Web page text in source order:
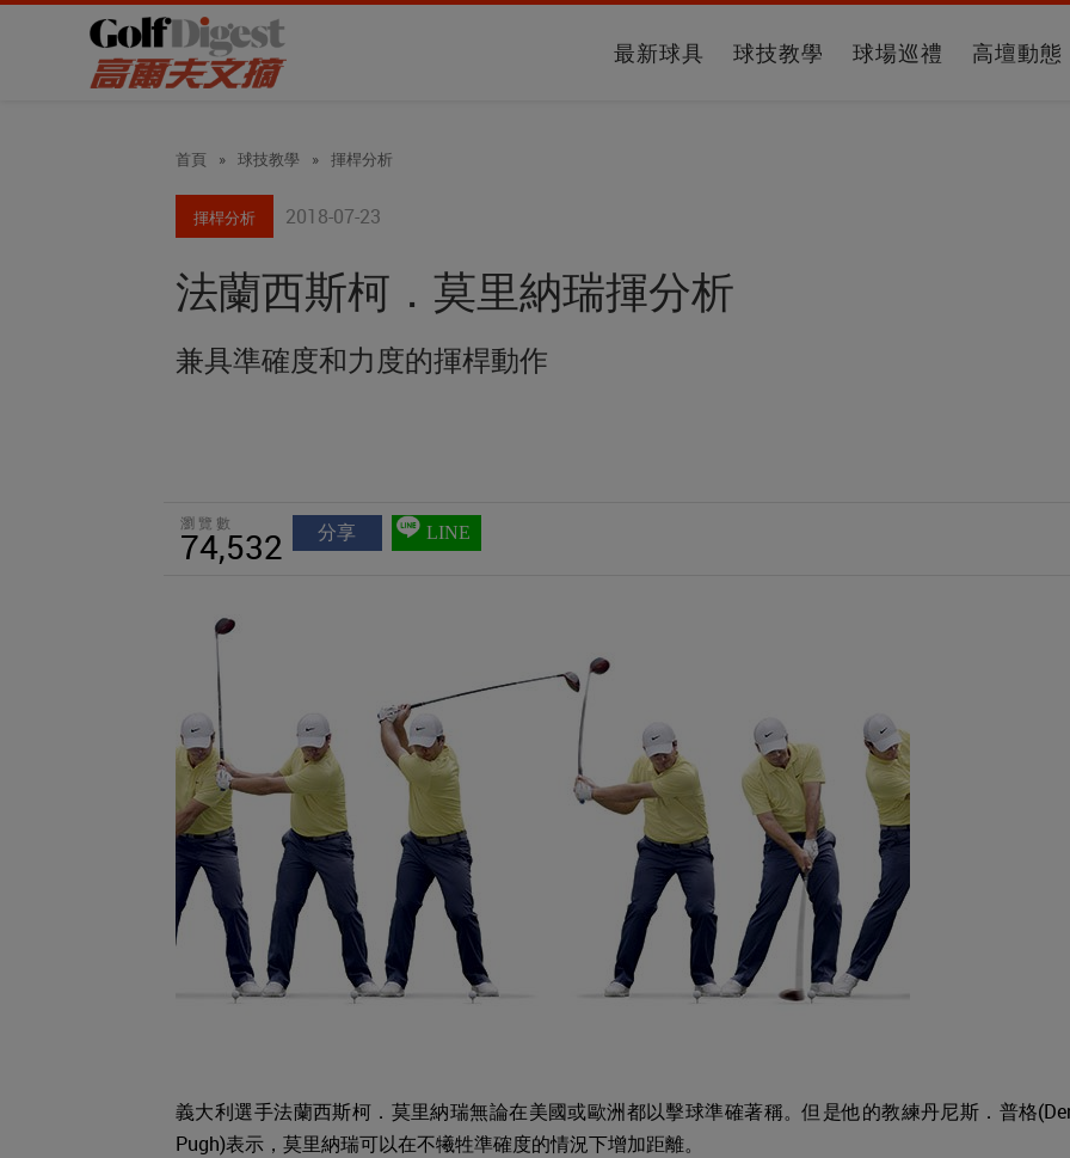
最新球具 球技教學 球場巡禮 高壇動態
首頁 » 球技教學 » 揮桿分析
揮桿分析 2018-07-23
法蘭西斯柯．莫里納瑞揮分析
兼具準確度和力度的揮桿動作
瀏覽數
74,532 分享 LINE
義大利選手法蘭西斯柯．莫里納瑞無論在美國或歐洲都以擊球準確著稱。但是他的教練丹尼斯．普格
Pugh)表示，莫里納瑞可以在不犧牲準確度的情況下增加距離。